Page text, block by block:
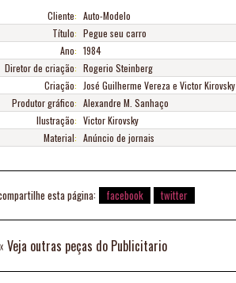
Cliente: Auto-Modelo
Título: Pegue seu carro
Ano: 1984
Diretor de criação: Rogerio Steinberg
Criação: José Guilherme Vereza e Victor Kirovsky
Produtor gráfico: Alexandre M. Sanhaço
Ilustração: Victor Kirovsky
Material: Anúncio de jornais
esta página: facebook twitter
Veja outras peças do Publicitario